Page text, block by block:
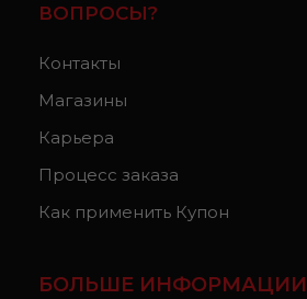
ВОПРОСЫ?
Контакты
Магазины
Карьера
Процесс заказа
Как применить Купон
БОЛЬШЕ ИНФОРМАЦИИ